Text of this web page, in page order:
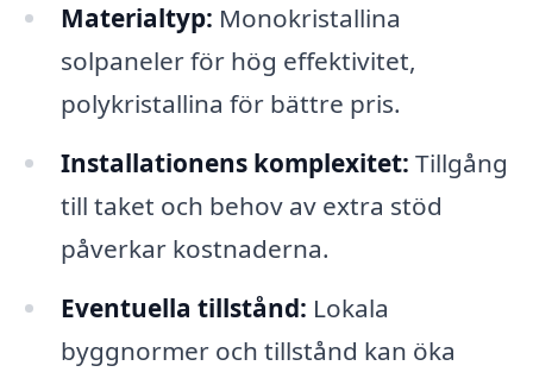
Materialtyp: Monokristallina
solpaneler för hög effektivitet,
polykristallina för bättre pris.
Installationens komplexitet: Tillgång
till taket och behov av extra stöd
påverkar kostnaderna.
Eventuella tillstånd: Lokala
byggnormer och tillstånd kan öka